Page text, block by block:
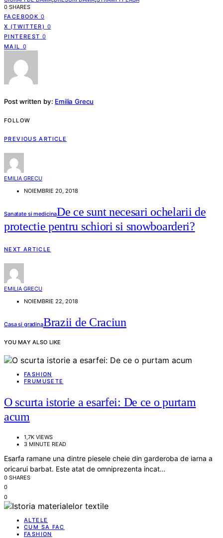
0 SHARES
FACEBOOK 0
X (TWITTER) 0
PINTEREST 0
MAIL 0
Post written by: Emilia Grecu
FOLLOW
PREVIOUS ARTICLE
EMILIA GRECU
NOIEMBRIE 20, 2018
Sanatate si medicinaDe ce sunt necesari ochelarii de
protectie pentru schiori si snowboarderi?
NEXT ARTICLE
EMILIA GRECU
NOIEMBRIE 22, 2018
Casa si gradinaBrazii de Craciun
YOU MAY ALSO LIKE
FASHION
FRUMUSETE
O scurta istorie a esarfei: De ce o purtam
acum
1,7K VIEWS
3 MINUTE READ
Esarfa ramane una dintre piesele cheie din garderoba de iarna a
oricarui barbat. Este atat de omniprezenta incat…
0 SHARES
0
0
ALTELE
CUM SA FAC
FASHION